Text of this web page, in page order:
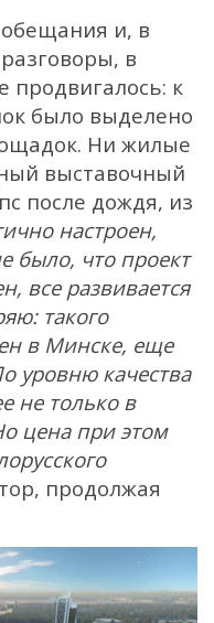
и, в
в
продвигалось: к
было выделено
Ни жилые
выставочный
после дождя, из
настроен,
было, что проект
все развивается
такого
в Минске, еще
уровню качества
не только в
цена при этом
продолжая